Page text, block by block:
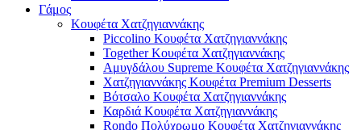
Γάμος
Κουφέτα Χατζηγιαννάκης
Piccolino Κουφέτα Χατζηγιαννάκης
Together Κουφέτα Χατζηγιαννάκης
Αμυγδάλου Supreme Κουφέτα Χατζηγιαννάκης
Χατζηγιαννάκης Κουφέτα Premium Desserts
Βότσαλο Κουφέτα Χατζηγιαννάκης
Καρδιά Κουφέτα Χατζηγιαννάκης
Rondo Πολύχρωμο Κουφέτα Χατζηγιαννάκης